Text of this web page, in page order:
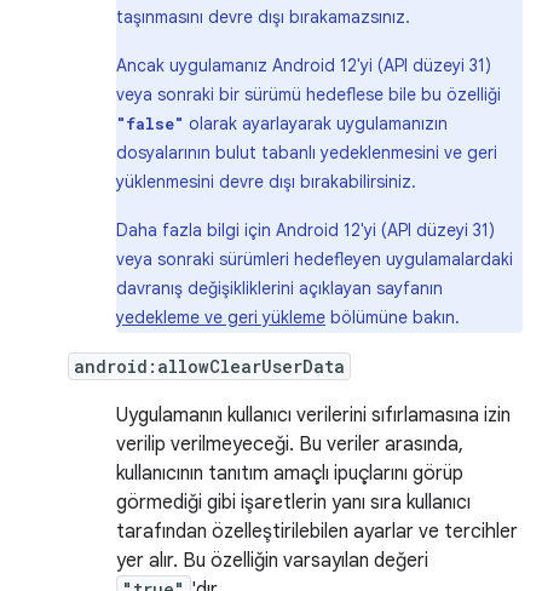
taşınmasını devre dışı bırakamazsınız.
Ancak uygulamanız Android 12'yi (API düzeyi 31)
veya sonraki bir sürümü hedeflese bile bu özelliği
"false" olarak ayarlayarak uygulamanızın
dosyalarının bulut tabanlı yedeklenmesini ve geri
yüklenmesini devre dışı bırakabilirsiniz.
Daha fazla bilgi için Android 12'yi (API düzeyi 31)
veya sonraki sürümleri hedefleyen uygulamalardaki
davranış değişikliklerini açıklayan sayfanın
yedekleme ve geri yükleme bölümüne bakın.
android:allowClearUserData
Uygulamanın kullanıcı verilerini sıfırlamasına izin
verilip verilmeyeceği. Bu veriler arasında,
kullanıcının tanıtım amaçlı ipuçlarını görüp
görmediği gibi işaretlerin yanı sıra kullanıcı
tarafından özelleştirilebilen ayarlar ve tercihler
yer alır. Bu özelliğin varsayılan değeri